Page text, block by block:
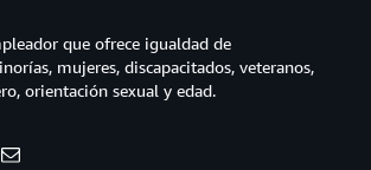
que ofrece igualdad de
mujeres, discapacitados, veteranos,
orientación sexual y edad.